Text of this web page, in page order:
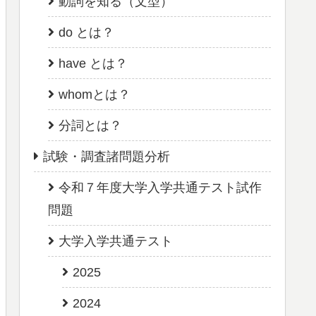
do とは？
have とは？
whomとは？
分詞とは？
試験・調査諸問題分析
令和７年度大学入学共通テスト試作
問題
大学入学共通テスト
2025
2024